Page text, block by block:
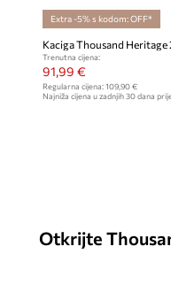
Extra -5% s kodom: OFF*
Kaciga Thousand Heritage
Trenutna cijena:
91,99 €
Regularna cijena: 109,90 €
Najniža cijena u zadnjih 30 dana
Otkrijte